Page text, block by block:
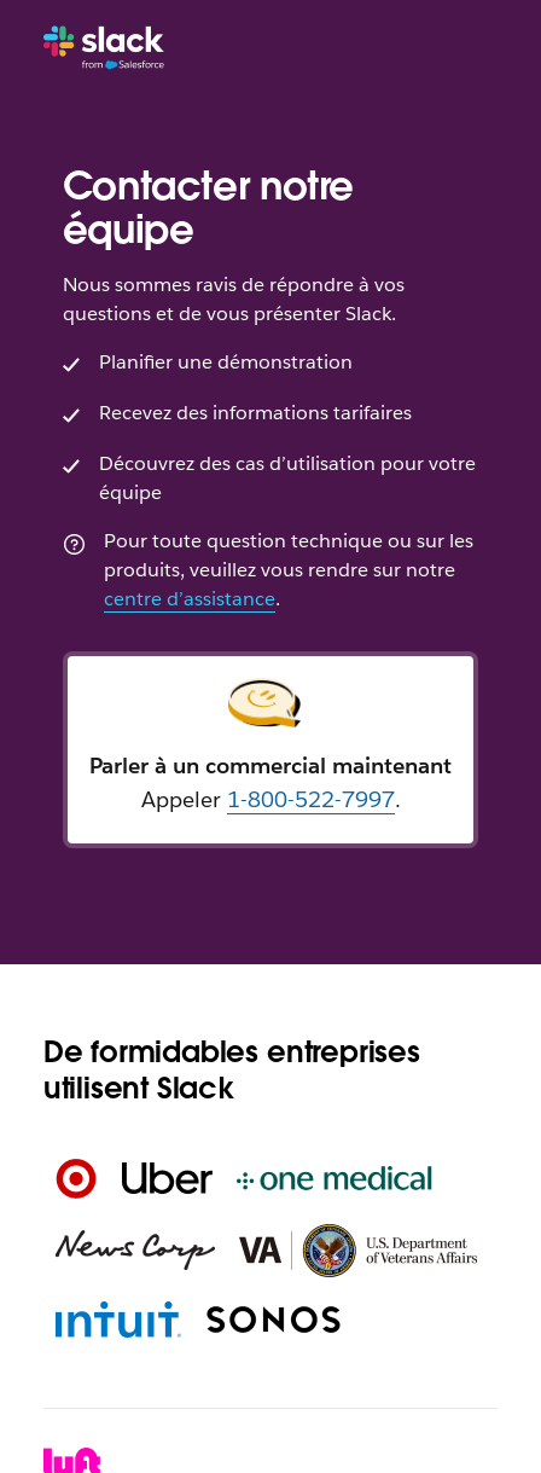
Contacter notre
équipe
Nous sommes ravis de répondre à vos
questions et de vous présenter Slack.
Planifier une démonstration
Recevez des informations tarifaires
Découvrez des cas d’utilisation pour votre
équipe
Pour toute question technique ou sur les
produits, veuillez vous rendre sur notre
centre d’assistance.
Parler à un commercial maintenant
Appeler 1-800-522-7997.
De formidables entreprises
utilisent Slack